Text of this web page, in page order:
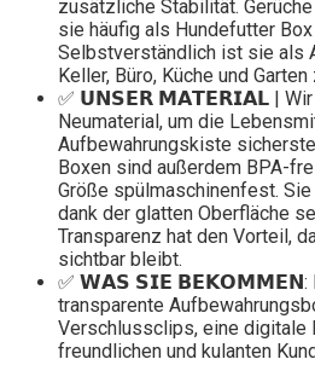
zusätzliche Stabilität.
sie häufig als Hundefutter
Selbstverständlich ist sie als
Keller, Büro, Küche und Garten
✅ 𝗨𝗡𝗦𝗘𝗥 𝗠𝗔𝗧𝗘𝗥𝗜𝗔𝗟 | Wir
Neumaterial, um die
Aufbewahrungskiste
Boxen sind außerdem BPA-
Größe spülmaschinenfest.
dank der glatten Oberfläche
Transparenz hat den Vorteil,
sichtbar bleibt.
✅ 𝗪𝗔𝗦 𝗦𝗜𝗘 𝗕𝗘𝗞𝗢𝗠𝗠𝗘𝗡:
transparente
Verschlussclips, eine digitale
freundlichen und kulanten